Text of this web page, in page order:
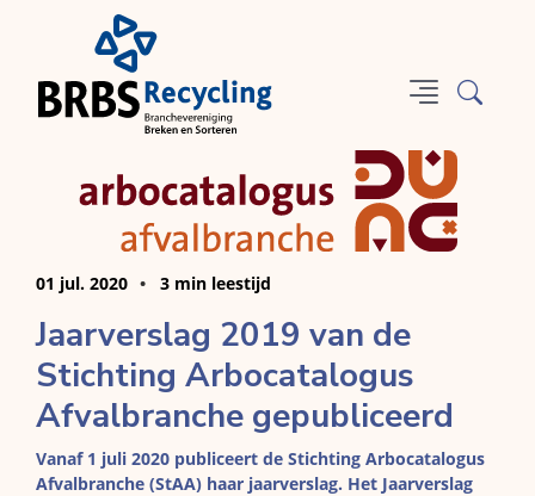
01 jul. 2020 3 min leestijd
Jaarverslag 2019 van de
Stichting Arbocatalogus
Afvalbranche gepubliceerd
Vanaf 1 juli 2020 publiceert de Stichting Arbocatalogus
Afvalbranche (StAA) haar jaarverslag. Het Jaarverslag